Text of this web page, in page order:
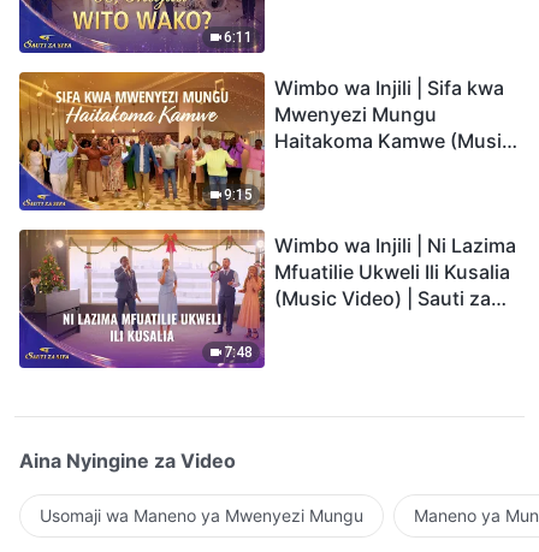
6:11
9:15
Wimbo wa Injili | Sifa kwa
Mwenyezi Mungu
Haitakoma Kamwe (Music
7:48
Wimbo wa Injili | Ni Lazima
Mfuatilie Ukweli Ili Kusalia
(Music Video) | Sauti za
Aina Nyingine za Video
Usomaji wa Maneno ya Mwenyezi Mungu Maneno ya